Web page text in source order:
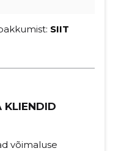
SIIT
KLIENDID
võimaluse